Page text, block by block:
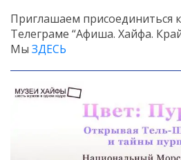
Приглашаем присоединиться
Телеграме “Афиша. Хайфа.
Мы ЗДЕСЬ